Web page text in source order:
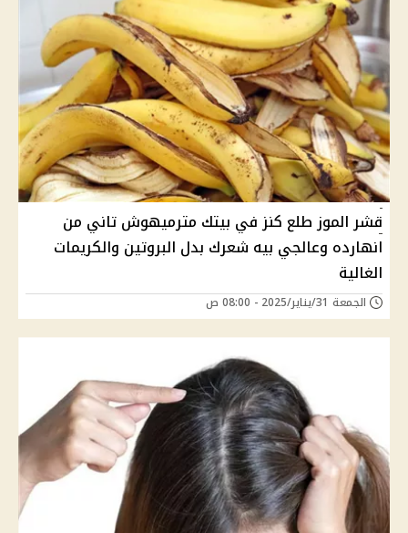
قشر الموز طلع كنز في بيتك مترميهوش تاني من
انهارده وعالجي بيه شعرك بدل البروتين والكريمات
الغالية
الجمعة 31/يناير/2025 - 08:00 ص